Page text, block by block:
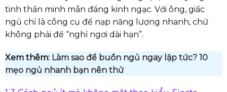
tinh thần minh mẫn đáng kinh ngạc. Với ông, giấc
ngủ chỉ là công cụ để nạp năng lượng nhanh, chứ
không phải để “nghỉ ngơi dài hạn”.
Xem thêm: Làm sao để buồn ngủ ngay lập tức? 10
mẹo ngủ nhanh bạn nên thử